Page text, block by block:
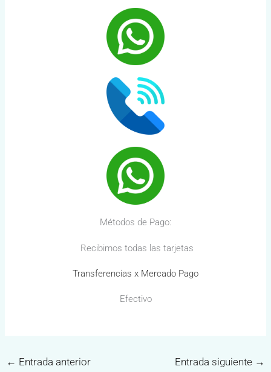
Métodos de Pago:
Recibimos todas las tarjetas
Transferencias x Mercado Pago
Efectivo
← Entrada anterior Entrada siguiente →